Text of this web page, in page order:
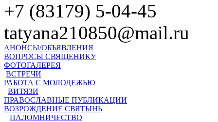
+7 (83179) 5-04-45
tatyana210850@mail.ru
АНОНСЫ/ОБЪЯВЛЕНИЯ
ВОПРОСЫ СВЯЩЕНИКУ
ФОТОГАЛЕРЕЯ
ВСТРЕЧИ
РАБОТА С МОЛОДЕЖЬЮ
ВИТЯЗИ
ПРАВОСЛАВНЫЕ ПУБЛИКАЦИИ
ВОЗРОЖДЕНИЕ СВЯТЫНЬ
ПАЛОМНИЧЕСТВО